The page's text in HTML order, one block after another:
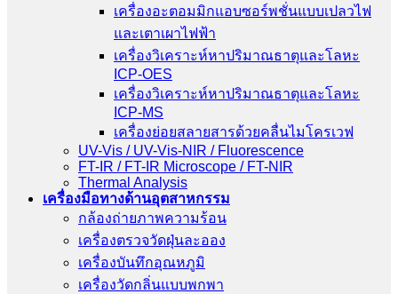
เครื่องอะตอมมิกแอบซอร์พชั่นแบบเปลวไฟ
และเตาเผาไฟฟ้า
เครื่องวิเคราะห์หาปริมาณธาตุและโลหะ
ICP-OES
เครื่องวิเคราะห์หาปริมาณธาตุและโลหะ
ICP-MS
เครื่องย่อยสลายสารด้วยคลื่นไมโครเวฟ
UV-Vis / UV-Vis-NIR / Fluorescence
FT-IR / FT-IR Microscope / FT-NIR
Thermal Analysis
เครื่องมือทางด้านอุตสาหกรรม
กล้องถ่ายภาพความร้อน
เครื่องตรวจวัดฝุ่นละออง
เครื่องบันทึกอุณหภูมิ
เครื่องวัดกลิ่นแบบพกพา